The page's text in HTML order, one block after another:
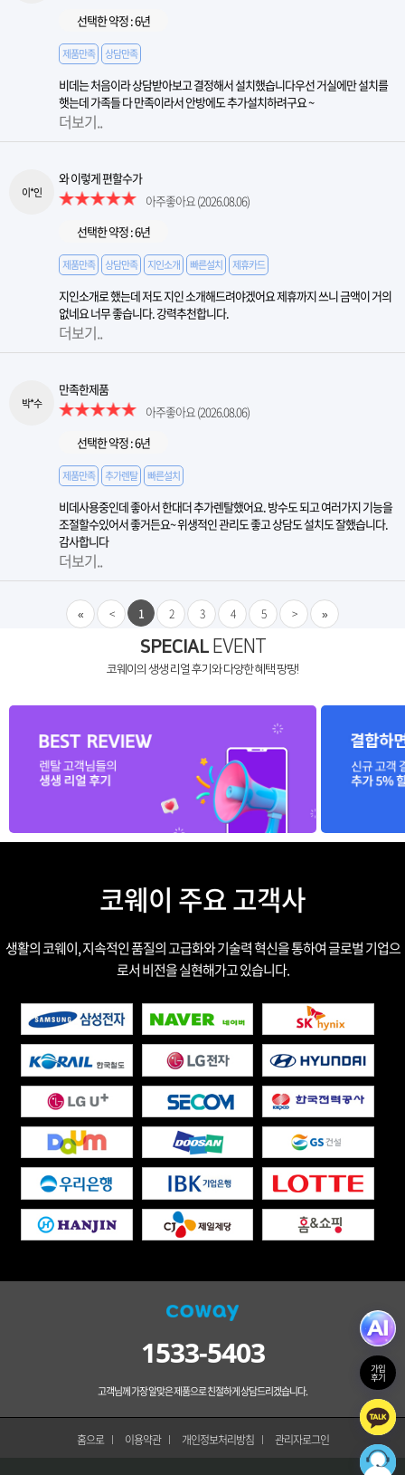
선택한 약정 : 6년
제품만족 상담만족
비데는 처음이라 상담받아보고 결정해서 설치했습니다우선 거실에만 설치를
햇는데 가족들 다 만족이라서 안방에도 추가설치하려구요 ~
더보기..
이*인
와 이렇게 편할수가
아주좋아요 (2026.08.06)
선택한 약정 : 6년
제품만족 상담만족 지인소개 빠른설치 제휴카드
지인소개로 했는데 저도 지인 소개해드려야겠어요 제휴까지 쓰니 금액이 거의
없네요 너무 좋습니다. 강력추천합니다.
더보기..
박*수
만족한제품
아주좋아요 (2026.08.06)
선택한 약정 : 6년
제품만족 추가렌탈 빠른설치
비데사용중인데 좋아서 한대더 추가렌탈했어요. 방수도 되고 여러가지 기능을
조절할수있어서 좋거든요~ 위생적인 관리도 좋고 상담도 설치도 잘했습니다.
감사합니다
더보기..
« < 1 2 3 4 5 > »
SPECIALEVENT
코웨이의 생생 리얼 후기와 다양한 혜택 팡팡!
코웨이 주요 고객사
생활의 코웨이, 지속적인 품질의 고급화와 기술력 혁신을 통하여 글로벌 기업으
로서 비전을 실현해가고 있습니다.
1533-5403
고객님께 가장 알맞은 제품으로 친절하게 상담드리겠습니다.
홈으로 이용약관 개인정보처리방침 관리자로그인
가입
후기